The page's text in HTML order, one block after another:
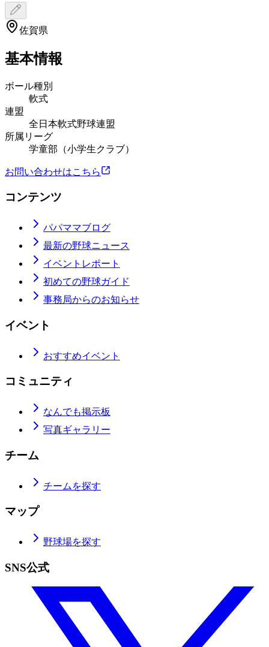
佐賀県
基本情報
ボール種別
軟式
連盟
全日本軟式野球連盟
所属リーグ
学童部（小学生クラブ）
お問い合わせはこちら
コンテンツ
パパママブログ
最新の野球ニュース
イベントレポート
初めての野球ガイド
事務局からのお知らせ
イベント
おすすめイベント
コミュニティ
なんでも掲示板
写真ギャラリー
チーム
チームを探す
マップ
野球場を探す
SNS公式